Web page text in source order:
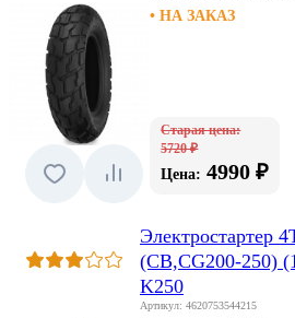
• НА ЗАКАЗ
Старая цена:
5720 ₽
Цена: 4990 ₽
Электростартер
(CB,CG200-250)
K250
Артикул: 4620753544215